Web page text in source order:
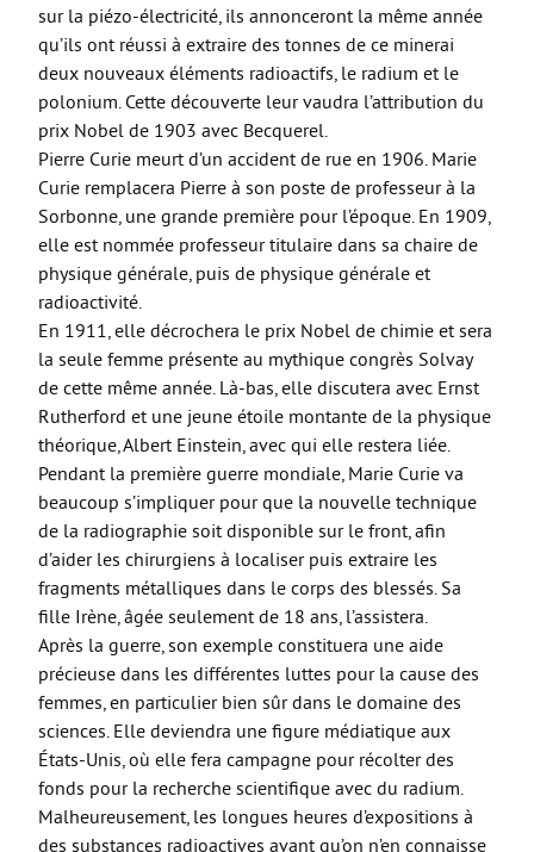
sur la piézo-électricité, ils annonceront la même année
qu’ils ont réussi à extraire des tonnes de ce minerai
deux nouveaux éléments radioactifs, le radium et le
polonium. Cette découverte leur vaudra l’attribution du
prix Nobel de 1903 avec Becquerel.
Pierre Curie meurt d’un accident de rue en 1906. Marie
Curie remplacera Pierre à son poste de professeur à la
Sorbonne, une grande première pour l’époque. En 1909,
elle est nommée professeur titulaire dans sa chaire de
physique générale, puis de physique générale et
radioactivité.
En 1911, elle décrochera le prix Nobel de chimie et sera
la seule femme présente au mythique congrès Solvay
de cette même année. Là-bas, elle discutera avec Ernst
Rutherford et une jeune étoile montante de la physique
théorique, Albert Einstein, avec qui elle restera liée.
Pendant la première guerre mondiale, Marie Curie va
beaucoup s’impliquer pour que la nouvelle technique
de la radiographie soit disponible sur le front, afin
d’aider les chirurgiens à localiser puis extraire les
fragments métalliques dans le corps des blessés. Sa
fille Irène, âgée seulement de 18 ans, l’assistera.
Après la guerre, son exemple constituera une aide
précieuse dans les différentes luttes pour la cause des
femmes, en particulier bien sûr dans le domaine des
sciences. Elle deviendra une figure médiatique aux
États-Unis, où elle fera campagne pour récolter des
fonds pour la recherche scientifique avec du radium.
Malheureusement, les longues heures d’expositions à
des substances radioactives avant qu’on n’en connaisse